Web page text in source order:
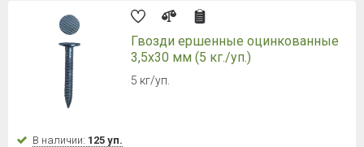
Гвозди ершенные оцинкованные
3,5х30 мм (5 кг./уп.)
5 кг/уп.
В наличии: 125 уп.